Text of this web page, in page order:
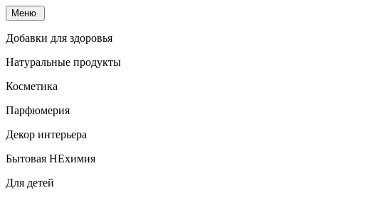
Меню
Добавки для здоровья
Натуральные продукты
Косметика
Парфюмерия
Декор интерьера
Бытовая НЕхимия
Для детей